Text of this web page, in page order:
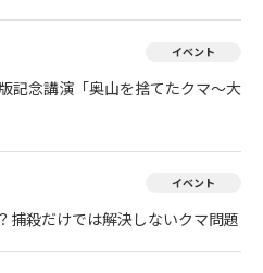
イベント
記念講演「奥山を捨てたクマ～大
イベント
捕殺だけでは解決しないクマ問題